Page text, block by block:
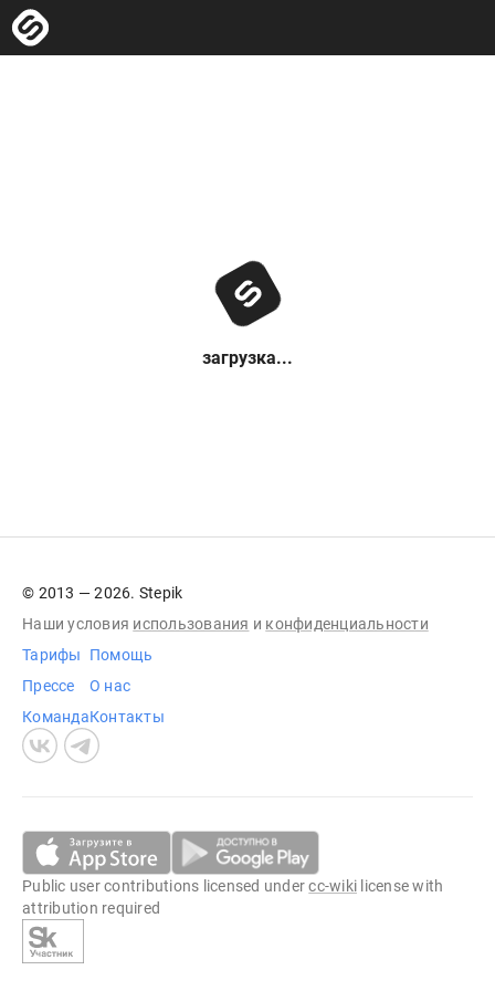
загрузка...
© 2013 — 2026. Stepik
Наши условия использования и конфиденциальности
Тарифы
Прессе
Команда
Помощь
О нас
Контакты
Public user contributions licensed undercc-wiki license with
attribution required